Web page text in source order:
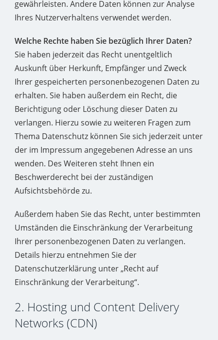
gewährleisten. Andere Daten können zur Analyse
Ihres Nutzerverhaltens verwendet werden.
Welche Rechte haben Sie bezüglich Ihrer Daten?
Sie haben jederzeit das Recht unentgeltlich
Auskunft über Herkunft, Empfänger und Zweck
Ihrer gespeicherten personenbezogenen Daten zu
erhalten. Sie haben außerdem ein Recht, die
Berichtigung oder Löschung dieser Daten zu
verlangen. Hierzu sowie zu weiteren Fragen zum
Thema Datenschutz können Sie sich jederzeit unter
der im Impressum angegebenen Adresse an uns
wenden. Des Weiteren steht Ihnen ein
Beschwerderecht bei der zuständigen
Aufsichtsbehörde zu.
Außerdem haben Sie das Recht, unter bestimmten
Umständen die Einschränkung der Verarbeitung
Ihrer personenbezogenen Daten zu verlangen.
Details hierzu entnehmen Sie der
Datenschutzerklärung unter „Recht auf
Einschränkung der Verarbeitung“.
2. Hosting und Content Delivery
Networks (CDN)